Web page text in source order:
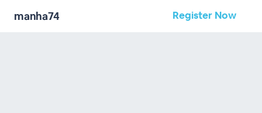
manha74 Register Now